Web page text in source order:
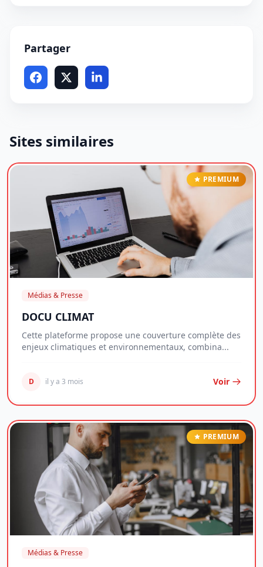
Partager
Sites similaires
PREMIUM
Médias & Presse
DOCU CLIMAT
Cette plateforme propose une couverture complète des
enjeux climatiques et environnementaux, combina...
D il y a 3 mois Voir
PREMIUM
Médias & Presse